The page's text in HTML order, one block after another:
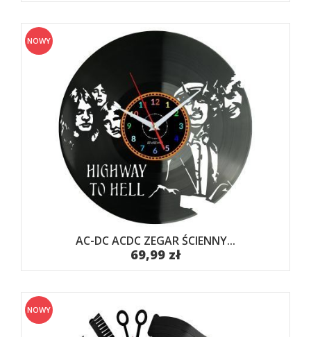
AC-DC ACDC ZEGAR ŚCIENNY...
69,99 zł
NOWY
NOWY